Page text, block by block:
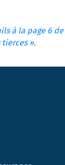
à la page 6
tierces ».